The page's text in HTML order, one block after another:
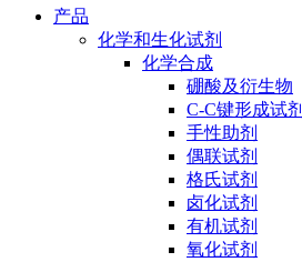
产品
化学和生化试剂
化学合成
硼酸及衍生物
C-C键形成试剂
手性助剂
偶联试剂
格氏试剂
卤化试剂
有机试剂
氧化试剂